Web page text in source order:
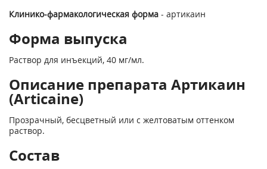
Клинико-фармакологическая форма - артикаин
Форма выпуска
Раствор для инъекций, 40 мг/мл.
Описание препарата Артикаин
(Articaine)
Прозрачный, бесцветный или с желтоватым оттенком
раствор.
Состав